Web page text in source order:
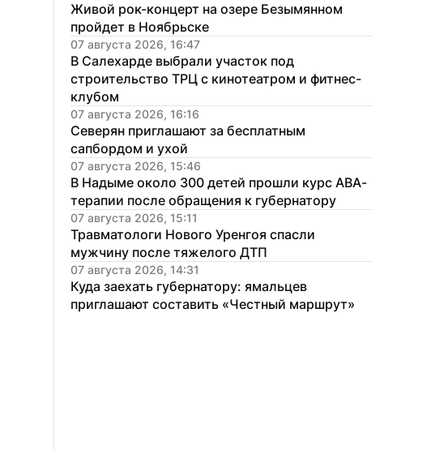
Живой рок-концерт на озере Безымянном
пройдет в Ноябрьске
07 августа 2026, 16:47
В Салехарде выбрали участок под
строительство ТРЦ с кинотеатром и фитнес-
клубом
07 августа 2026, 16:16
Северян приглашают за бесплатным
сапбордом и ухой
07 августа 2026, 15:46
В Надыме около 300 детей прошли курс АВА-
терапии после обращения к губернатору
07 августа 2026, 15:11
Травматологи Нового Уренгоя спасли
мужчину после тяжелого ДТП
07 августа 2026, 14:31
Куда заехать губернатору: ямальцев
приглашают составить «Честный маршрут»